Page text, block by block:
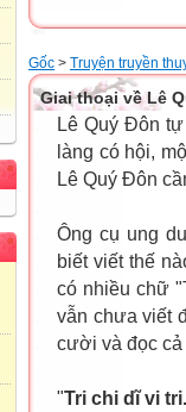
Gốc > Truyện truyền
Giai thoại về Lê
Lê Quý Đôn
làng có hội,
Lê Quý Đôn
Ông cụ ung
biết viết thế
có nhiều chữ
vẫn chưa viết
cười và đọc cả
"Tri chi dĩ vi